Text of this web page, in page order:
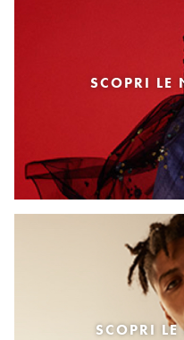
SCOPRI LE
SCOPRI